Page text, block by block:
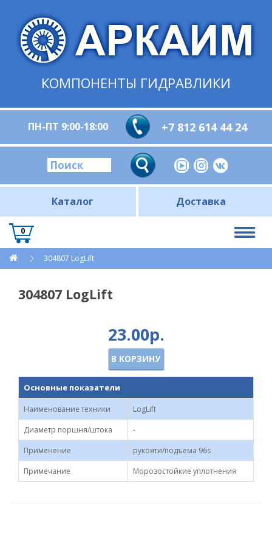
КОМПОНЕНТЫ ГИДРАВЛИКИ
ПН-ПТ 9:00-18:00 +7 812 614 44 24
Каталог Доставка
0
304807 LogLift
304807 LogLift
23.00р.
В КОРЗИНУ
Основные показатели
Наименование техники
LogLift
Диаметр поршня/штока
-
Применение
рукояти/подъема 96s
Примечание
Морозостойкие уплотнения